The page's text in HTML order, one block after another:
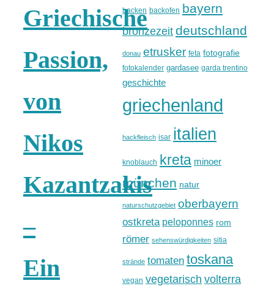
Griechische
Passion,
von
Nikos
Kazantzakis
–
Ein
backen backofen bayern
bronzezeit deutschland
donau etrusker feta fotografie
fotokalender gardasee garda trentino
geschichte
griechenland
hackfleisch isar italien
knoblauch kreta minoer
münchen natur
naturschutzgebiet oberbayern
ostkreta peloponnes rom
römer sehenswürdigkeiten sitia
strände tomaten toskana
vegan vegetarisch volterra